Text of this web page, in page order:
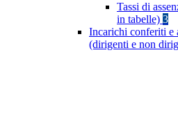
Tassi di
in tabelle) 3
Incarichi conferiti e
(dirigenti e non